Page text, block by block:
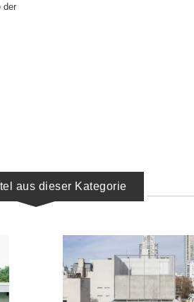
der
aus dieser Kategorie
IN DEN WARENKORB